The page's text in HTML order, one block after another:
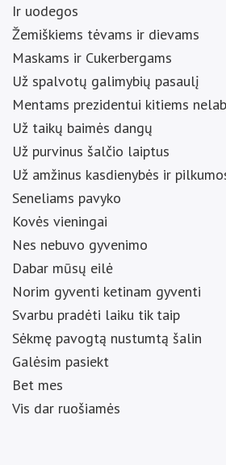
Ir uodegos
Žemiškiems tėvams ir dievams
Maskams ir Cukerbergams
Už spalvotų galimybių pasaulį
Mentams prezidentui kitiems
Už taikų baimės dangų
Už purvinus šalčio laiptus
Už amžinus kasdienybės ir
Seneliams pavyko
Kovės vieningai
Nes nebuvo gyvenimo
Dabar mūsų eilė
Norim gyventi ketinam gyventi
Svarbu pradėti laiku tik taip
Sėkmę pavogtą nustumtą šalin
Galėsim pasiekt
Bet mes
Vis dar ruošiamės